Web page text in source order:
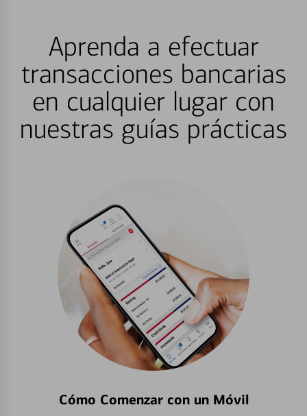
Aprenda a efectuar
transacciones bancarias
en cualquier lugar con
nuestras guías prácticas
Cómo Comenzar con un Móvil